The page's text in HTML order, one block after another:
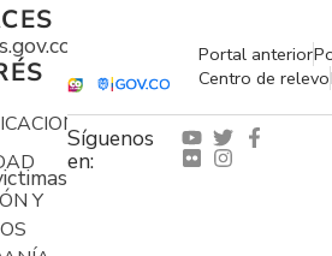
Y
Portal anterior
Centro de relevo
Síguenos
en: